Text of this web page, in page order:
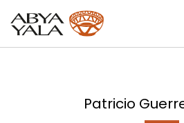
Patricio